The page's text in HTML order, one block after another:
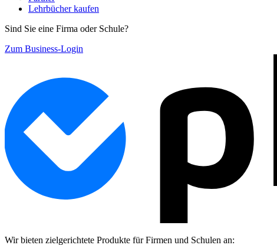
Lehrbücher kaufen
Sind Sie eine Firma oder Schule?
Zum Business-Login
Wir bieten zielgerichtete Produkte für Firmen und Schulen an: